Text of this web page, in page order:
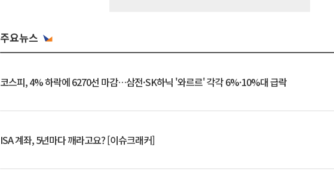
주요뉴스
코스피, 4% 하락에 6270선 마감…삼전·SK하닉 '와르르' 각각 6%·10%대 급락
ISA 계좌, 5년마다 깨라고요? [이슈크래커]